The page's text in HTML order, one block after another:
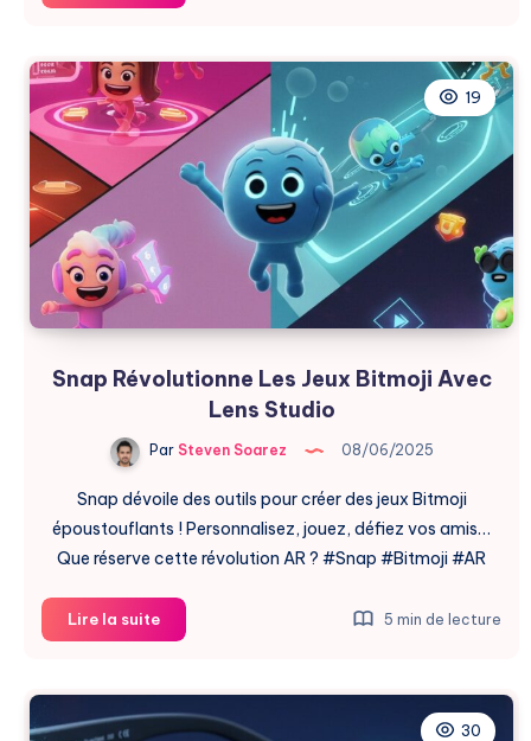
:
Décisive
pour
la
Réalité
Virtuelle
19
Snap Révolutionne Les Jeux Bitmoji Avec
Lens Studio
ParSteven Soarez 08/06/2025
Snap dévoile des outils pour créer des jeux Bitmoji
époustouflants ! Personnalisez, jouez, défiez vos amis…
Que réserve cette révolution AR ? #Snap #Bitmoji #AR
Lire la suiteSnap
Révolutionne
Jeux
Bitmoji
5 min de lecture
30